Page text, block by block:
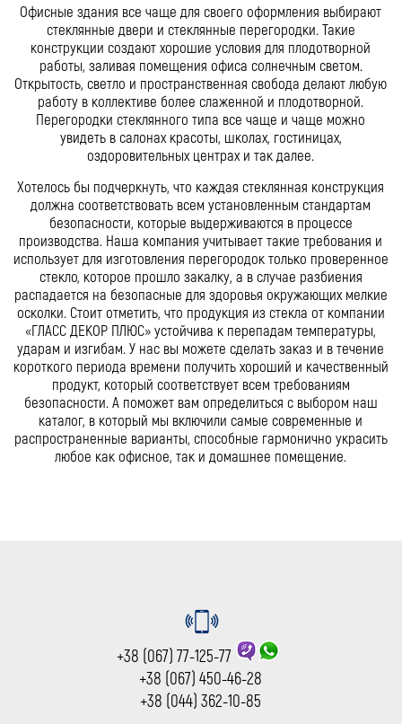
Офисные здания все чаще для своего оформления выбирают
стеклянные двери и стеклянные перегородки. Такие
конструкции создают хорошие условия для плодотворной
работы, заливая помещения офиса солнечным светом.
Открытость, светло и пространственная свобода делают любую
работу в коллективе более слаженной и плодотворной.
Перегородки стеклянного типа все чаще и чаще можно
увидеть в салонах красоты, школах, гостиницах,
оздоровительных центрах и так далее.
Хотелось бы подчеркнуть, что каждая стеклянная конструкция
должна соответствовать всем установленным стандартам
безопасности, которые выдерживаются в процессе
производства. Наша компания учитывает такие требования и
использует для изготовления перегородок только проверенное
стекло, которое прошло закалку, а в случае разбиения
распадается на безопасные для здоровья окружающих мелкие
осколки. Стоит отметить, что продукция из стекла от компании
«ГЛАСС ДЕКОР ПЛЮС» устойчива к перепадам температуры,
ударам и изгибам. У нас вы можете сделать заказ и в течение
короткого периода времени получить хороший и качественный
продукт, который соответствует всем требованиям
безопасности. А поможет вам определиться с выбором наш
каталог, в который мы включили самые современные и
распространенные варианты, способные гармонично украсить
любое как офисное, так и домашнее помещение.
+38 (067) 77-125-77
+38 (067) 450-46-28
+38 (044) 362-10-85